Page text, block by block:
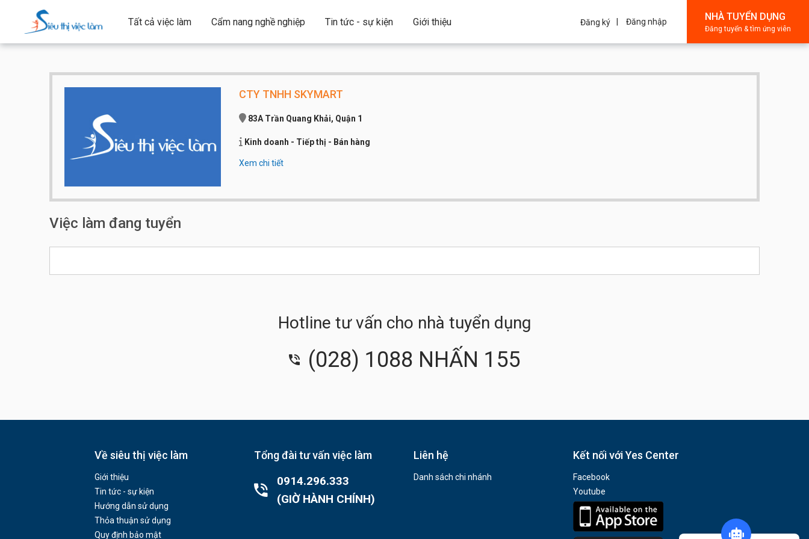
Tất cả việc làm Cẩm nang nghề nghiệp Tin tức - sự kiện Giới thiệu Đăng ký Đăng nhập NHÀ TUYỂN DỤNG
Đăng tuyển & tìm ứng viên
CTY TNHH SKYMART
83A Trần Quang Khải, Quận 1
Kinh doanh - Tiếp thị - Bán hàng
Qui mô công ty:
Xem chi tiết
Việc làm đang tuyển
Hotline tư vấn cho nhà tuyển dụng
(028) 1088 NHẤN 155
Về siêu thị việc làm
Giới thiệu
Tin tức - sự kiện
Hướng dẫn sử dụng
Thỏa thuận sử dụng
Quy định bảo mật
Tổng đài tư vấn việc làm
0914.296.333
(GIỜ HÀNH CHÍNH)
Liên hệ
Danh sách chi nhánh
Kết nối với Yes Center
Facebook
Youtube